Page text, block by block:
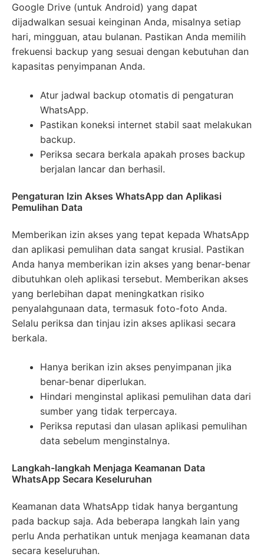
Google Drive (untuk Android) yang dapat
dijadwalkan sesuai keinginan Anda, misalnya setiap
hari, mingguan, atau bulanan. Pastikan Anda memilih
frekuensi backup yang sesuai dengan kebutuhan dan
kapasitas penyimpanan Anda.
Atur jadwal backup otomatis di pengaturan
WhatsApp.
Pastikan koneksi internet stabil saat melakukan
backup.
Periksa secara berkala apakah proses backup
berjalan lancar dan berhasil.
Pengaturan Izin Akses WhatsApp dan Aplikasi
Pemulihan Data
Memberikan izin akses yang tepat kepada WhatsApp
dan aplikasi pemulihan data sangat krusial. Pastikan
Anda hanya memberikan izin akses yang benar-benar
dibutuhkan oleh aplikasi tersebut. Memberikan akses
yang berlebihan dapat meningkatkan risiko
penyalahgunaan data, termasuk foto-foto Anda.
Selalu periksa dan tinjau izin akses aplikasi secara
berkala.
Hanya berikan izin akses penyimpanan jika
benar-benar diperlukan.
Hindari menginstal aplikasi pemulihan data dari
sumber yang tidak terpercaya.
Periksa reputasi dan ulasan aplikasi pemulihan
data sebelum menginstalnya.
Langkah-langkah Menjaga Keamanan Data
WhatsApp Secara Keseluruhan
Keamanan data WhatsApp tidak hanya bergantung
pada backup saja. Ada beberapa langkah lain yang
perlu Anda perhatikan untuk menjaga keamanan data
secara keseluruhan.